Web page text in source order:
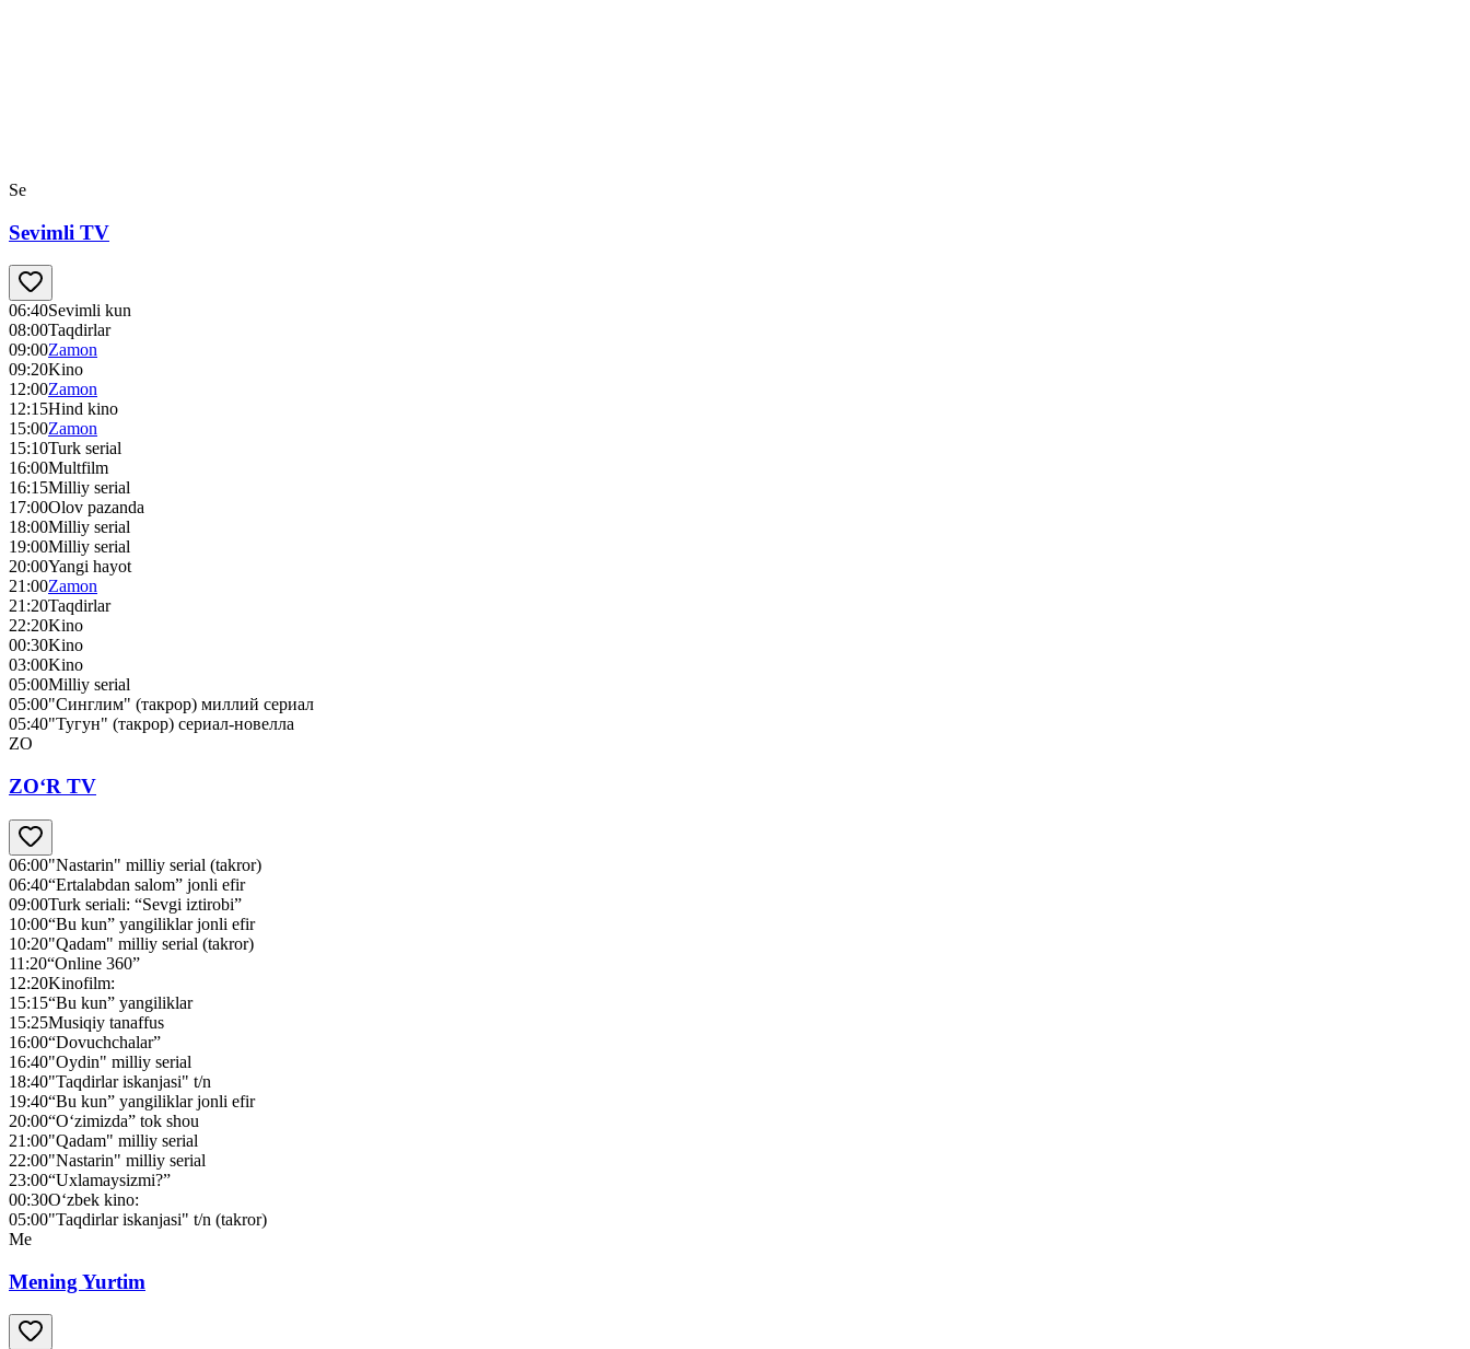
Se
Sevimli TV
06:40Sevimli kun
08:00Taqdirlar
09:00Zamon
09:20Kino
12:00Zamon
12:15Hind kino
15:00Zamon
15:10Turk serial
16:00Multfilm
16:15Milliy serial
17:00Olov pazanda
18:00Milliy serial
19:00Milliy serial
20:00Yangi hayot
21:00Zamon
21:20Taqdirlar
22:20Kino
00:30Kino
03:00Kino
05:00Milliy serial
05:00"Синглим" (такрор) миллий сериал
05:40"Тугун" (такрор) сериал-новелла
ZO
ZO‘R TV
06:00"Nastarin" milliy serial (takror)
06:40“Ertalabdan salom” jonli efir
09:00Turk seriali: “Sevgi iztirobi”
10:00“Bu kun” yangiliklar jonli efir
10:20"Qadam" milliy serial (takror)
11:20“Online 360”
12:20Kinofilm:
15:15“Bu kun” yangiliklar
15:25Musiqiy tanaffus
16:00“Dovuchchalar”
16:40"Oydin" milliy serial
18:40"Taqdirlar iskanjasi" t/n
19:40“Bu kun” yangiliklar jonli efir
20:00“O‘zimizda” tok shou
21:00"Qadam" milliy serial
22:00"Nastarin" milliy serial
23:00“Uxlamaysizmi?”
00:30O‘zbek kino:
05:00"Taqdirlar iskanjasi" t/n (takror)
Me
Mening Yurtim